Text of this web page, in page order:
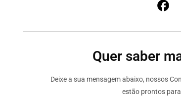
Quer saber
Deixe a sua mensagem abaixo, nossos
estão prontos